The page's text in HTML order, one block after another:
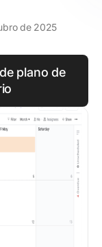
de 2025
plano de